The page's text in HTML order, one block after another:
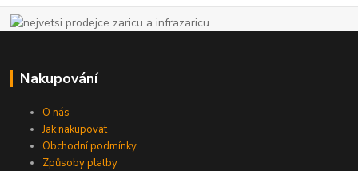
Nakupování
O nás
Jak nakupovat
Obchodní podmínky
Způsoby platby